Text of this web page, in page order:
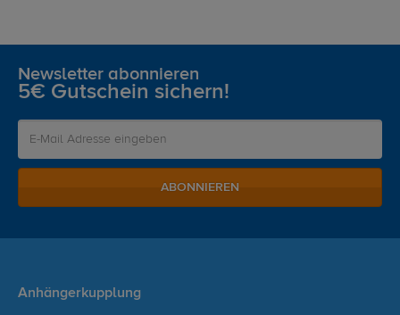
Newsletter abonnieren
5€ Gutschein sichern!
ABONNIEREN
Anhängerkupplung